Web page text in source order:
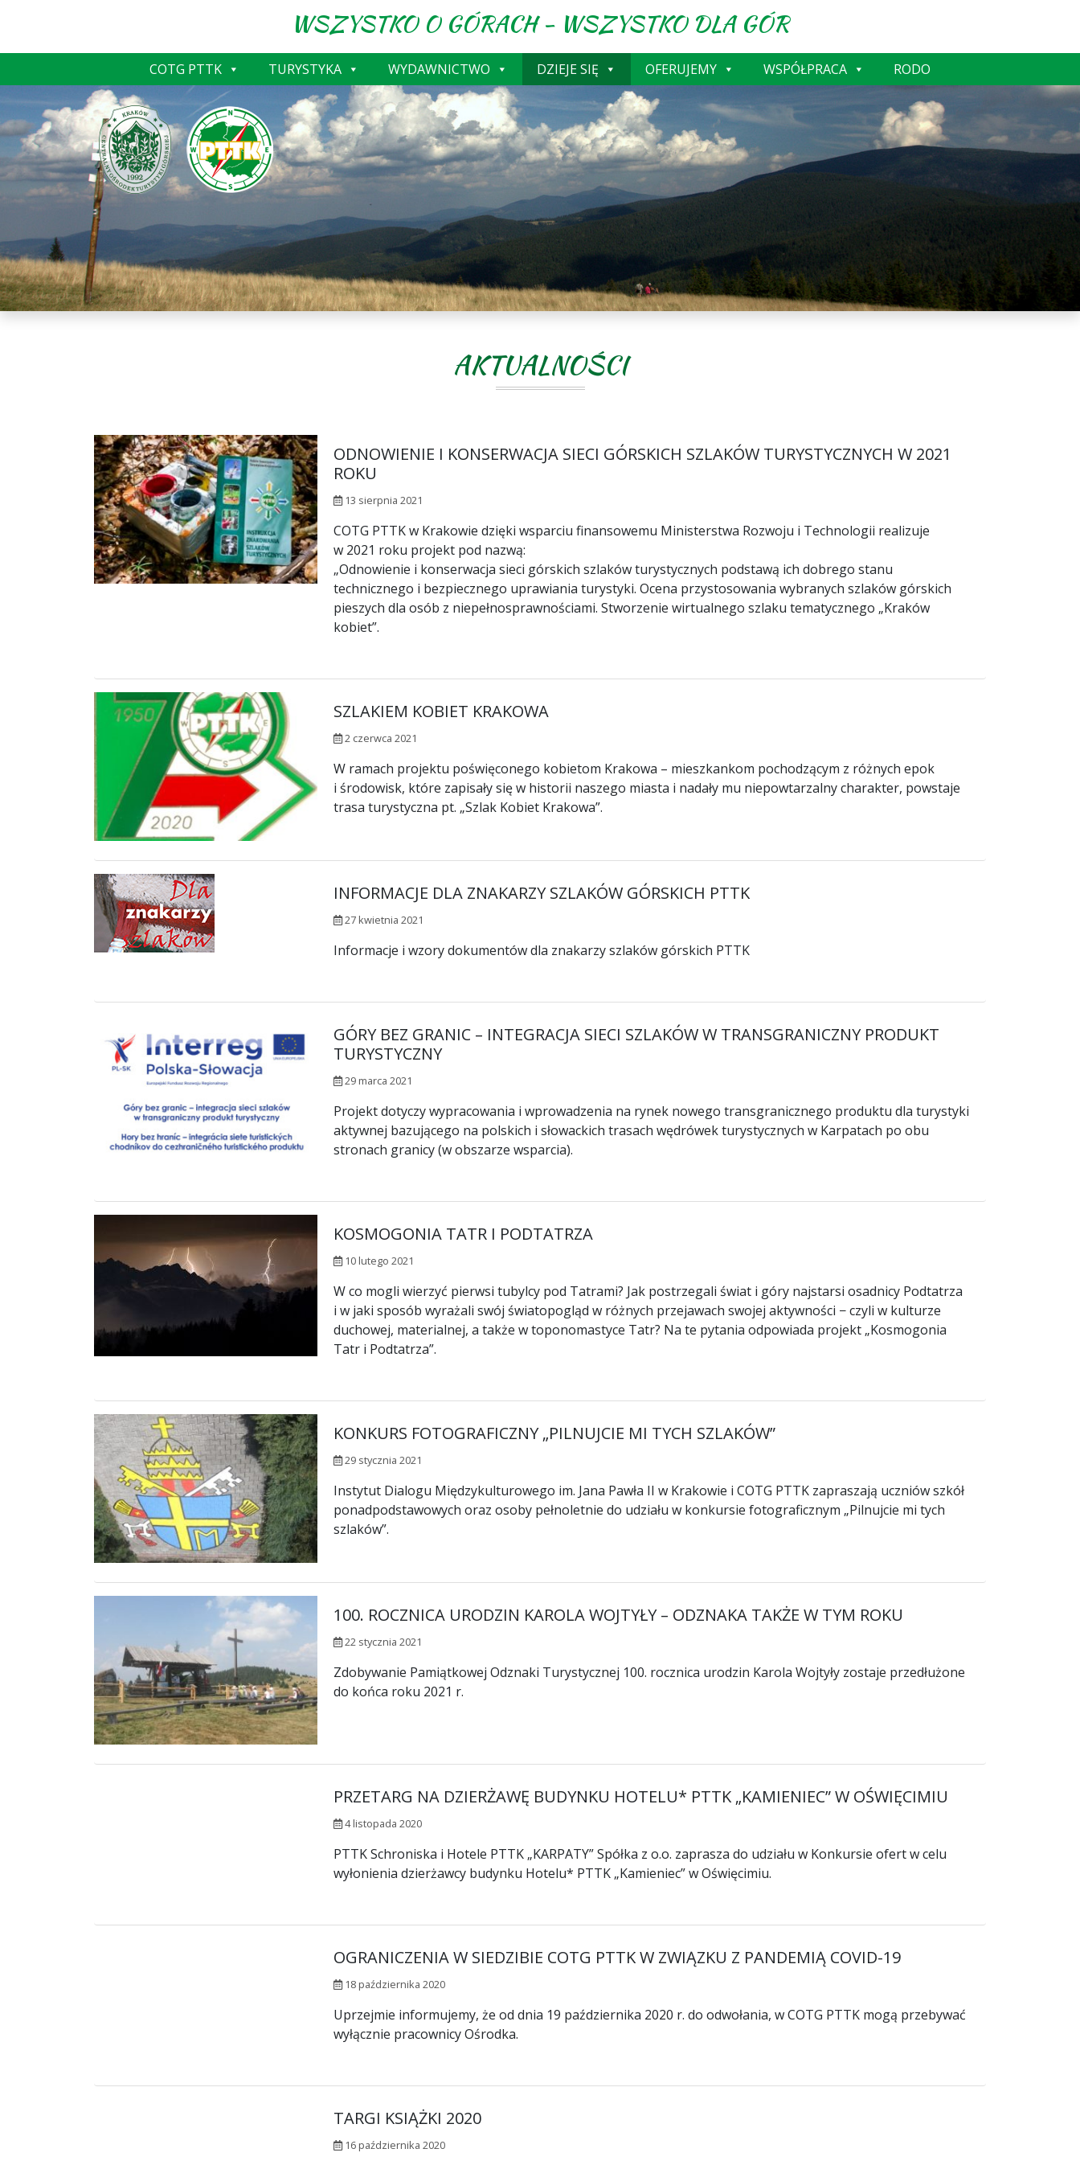
WSZYSTKO O GÓRACH - WSZYSTKO DLA GÓR
COTG PTTK TURYSTYKA WYDAWNICTWO DZIEJE SIĘ OFERUJEMY WSPÓŁPRACA RODO
AKTUALNOŚCI
ODNOWIENIE I KONSERWACJA SIECI GÓRSKICH SZLAKÓW TURYSTYCZNYCH W 2021
ROKU
13 sierpnia 2021
COTG PTTK w Krakowie dzięki wsparciu finansowemu Ministerstwa Rozwoju i Technologii realizuje
w 2021 roku projekt pod nazwą:
„Odnowienie i konserwacja sieci górskich szlaków turystycznych podstawą ich dobrego stanu
technicznego i bezpiecznego uprawiania turystyki. Ocena przystosowania wybranych szlaków górskich
pieszych dla osób z niepełnosprawnościami. Stworzenie wirtualnego szlaku tematycznego „Kraków
kobiet”.
SZLAKIEM KOBIET KRAKOWA
2 czerwca 2021
W ramach projektu poświęconego kobietom Krakowa – mieszkankom pochodzącym z różnych epok
i środowisk, które zapisały się w historii naszego miasta i nadały mu niepowtarzalny charakter, powstaje
trasa turystyczna pt. „Szlak Kobiet Krakowa”.
INFORMACJE DLA ZNAKARZY SZLAKÓW GÓRSKICH PTTK
27 kwietnia 2021
Informacje i wzory dokumentów dla znakarzy szlaków górskich PTTK
GÓRY BEZ GRANIC – INTEGRACJA SIECI SZLAKÓW W TRANSGRANICZNY PRODUKT
TURYSTYCZNY
29 marca 2021
Projekt dotyczy wypracowania i wprowadzenia na rynek nowego transgranicznego produktu dla turystyki
aktywnej bazującego na polskich i słowackich trasach wędrówek turystycznych w Karpatach po obu
stronach granicy (w obszarze wsparcia).
KOSMOGONIA TATR I PODTATRZA
10 lutego 2021
W co mogli wierzyć pierwsi tubylcy pod Tatrami? Jak postrzegali świat i góry najstarsi osadnicy Podtatrza
i w jaki sposób wyrażali swój światopogląd w różnych przejawach swojej aktywności − czyli w kulturze
duchowej, materialnej, a także w toponomastyce Tatr? Na te pytania odpowiada projekt „Kosmogonia
Tatr i Podtatrza”.
KONKURS FOTOGRAFICZNY „PILNUJCIE MI TYCH SZLAKÓW”
29 stycznia 2021
Instytut Dialogu Międzykulturowego im. Jana Pawła II w Krakowie i COTG PTTK zapraszają uczniów szkół
ponadpodstawowych oraz osoby pełnoletnie do udziału w konkursie fotograficznym „Pilnujcie mi tych
szlaków”.
100. ROCZNICA URODZIN KAROLA WOJTYŁY – ODZNAKA TAKŻE W TYM ROKU
22 stycznia 2021
Zdobywanie Pamiątkowej Odznaki Turystycznej 100. rocznica urodzin Karola Wojtyły zostaje przedłużone
do końca roku 2021 r.
PRZETARG NA DZIERŻAWĘ BUDYNKU HOTELU* PTTK „KAMIENIEC” W OŚWIĘCIMIU
4 listopada 2020
PTTK Schroniska i Hotele PTTK „KARPATY” Spółka z o.o. zaprasza do udziału w Konkursie ofert w celu
wyłonienia dzierżawcy budynku Hotelu* PTTK „Kamieniec” w Oświęcimiu.
OGRANICZENIA W SIEDZIBIE COTG PTTK W ZWIĄZKU Z PANDEMIĄ COVID-19
18 października 2020
Uprzejmie informujemy, że od dnia 19 października 2020 r. do odwołania, w COTG PTTK mogą przebywać
wyłącznie pracownicy Ośrodka.
TARGI KSIĄŻKI 2020
16 października 2020